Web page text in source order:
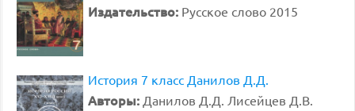
Издательство: Русское слово 2015
История 7 класс Данилов Д.Д.
Авторы: Данилов Д.Д. Лисейцев Д.В.